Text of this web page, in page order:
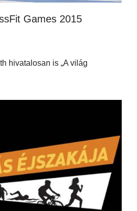
Games 2015
hivatalosan is „A világ